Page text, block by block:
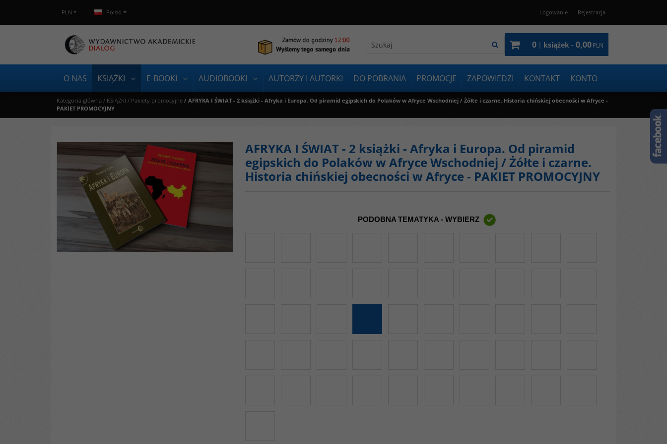
PLN Polski Logowanie Rejestracja
0 | książek - 0,00PLN
O NAS KSIĄŻKI E-BOOKI AUDIOBOOKI AUTORZY I AUTORKI DO POBRANIA PROMOCJE ZAPOWIEDZI KONTAKT KONTO
Kategoria główna / KSIĄŻKI / Pakiety promocyjne / AFRYKA I ŚWIAT - 2 książki - Afryka i Europa. Od piramid egipskich do Polaków w Afryce Wschodniej / Żółte i czarne. Historia chińskiej obecności w Afryce -
PAKIET PROMOCYJNY
AFRYKA I ŚWIAT - 2 książki - Afryka i Europa. Od piramid
egipskich do Polaków w Afryce Wschodniej / Żółte i czarne.
Historia chińskiej obecności w Afryce - PAKIET PROMOCYJNY
PODOBNA TEMATYKA - WYBIERZ